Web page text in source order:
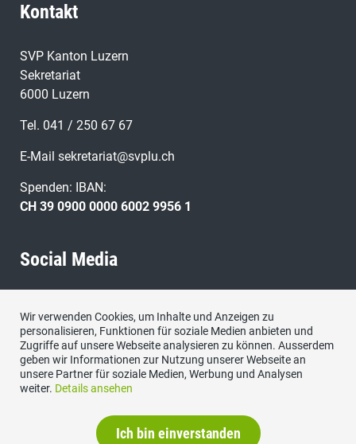
Kontakt
SVP Kanton Luzern
Sekretariat
6000 Luzern
Tel. 041 / 250 67 67
E-Mail sekretariat@svplu.ch
Spenden: IBAN:
CH 39 0900 0000 6002 9956 1
Social Media
Datenschutzerklärung
Wir verwenden Cookies, um Inhalte und Anzeigen zu
personalisieren, Funktionen für soziale Medien anbieten und
Zugriffe auf unsere Webseite analysieren zu können. Ausserdem
geben wir Informationen zur Nutzung unserer Webseite an
unsere Partner für soziale Medien, Werbung und Analysen
weiter. Details ansehen
Ich bin einverstanden